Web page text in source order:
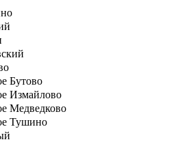
Бутово
Измайлово
Медведково
Тушино